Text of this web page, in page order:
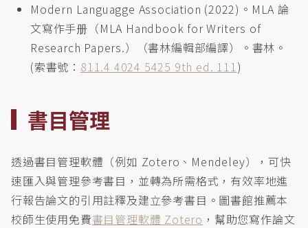
Modern Languagge Association (2022)。MLA 論
文寫作手册（MLA Handbook for Writers of
Research Papers.）（書林編輯部編譯）。書林。
(索書號： 811.4 4024 5425 9th ed. 111)
書目管理
透過書目管理軟體（例如 Zotero、Mendeley），可快
速匯入與管理參考書目，並轉為所需格式，有效率地進
行報告論文的引用註釋及建立參考書目。圖書館推薦本
校師生使用免費書目管理軟體 Zotero ，幫助您寫作論文